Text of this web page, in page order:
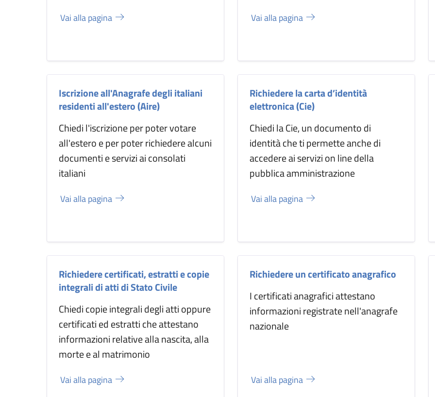
Vai alla pagina Vai alla pagina
Iscrizione all'Anagrafe degli italiani
residenti all'estero (Aire)
Chiedi l'iscrizione per poter votare
all'estero e per poter richiedere alcuni
documenti e servizi ai consolati
italiani
Vai alla pagina
Richiedere la carta d’identità
elettronica (Cie)
Chiedi la Cie, un documento di
identità che ti permette anche di
accedere ai servizi on line della
pubblica amministrazione
Vai alla pagina
Richiedere certificati, estratti e copie
integrali di atti di Stato Civile
Chiedi copie integrali degli atti oppure
certificati ed estratti che attestano
informazioni relative alla nascita, alla
morte e al matrimonio
Vai alla pagina
Richiedere un certificato anagrafico
I certificati anagrafici attestano
informazioni registrate nell'anagrafe
nazionale
Vai alla pagina